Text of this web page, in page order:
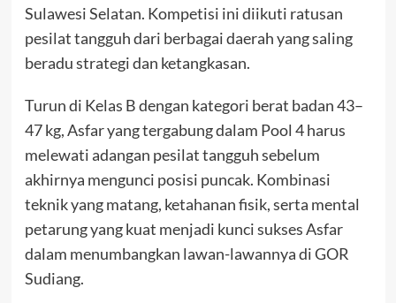
Sulawesi Selatan. Kompetisi ini diikuti ratusan
pesilat tangguh dari berbagai daerah yang saling
beradu strategi dan ketangkasan.
Turun di Kelas B dengan kategori berat badan 43–
47 kg, Asfar yang tergabung dalam Pool 4 harus
melewati adangan pesilat tangguh sebelum
akhirnya mengunci posisi puncak. Kombinasi
teknik yang matang, ketahanan fisik, serta mental
petarung yang kuat menjadi kunci sukses Asfar
dalam menumbangkan lawan-lawannya di GOR
Sudiang.